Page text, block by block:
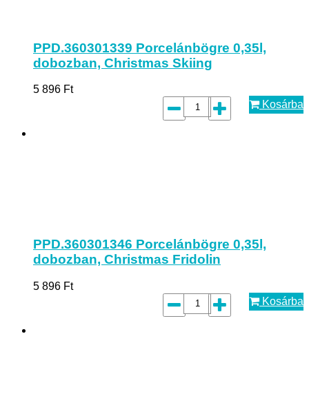
PPD.360301339 Porcelánbögre 0,35l,
dobozban, Christmas Skiing
5 896 Ft
Kosárba
PPD.360301346 Porcelánbögre 0,35l,
dobozban, Christmas Fridolin
5 896 Ft
Kosárba